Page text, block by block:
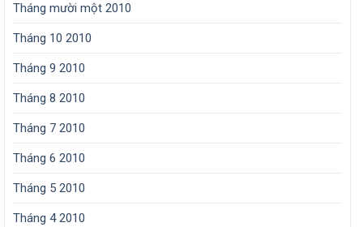
Tháng mười một 2010
Tháng 10 2010
Tháng 9 2010
Tháng 8 2010
Tháng 7 2010
Tháng 6 2010
Tháng 5 2010
Tháng 4 2010